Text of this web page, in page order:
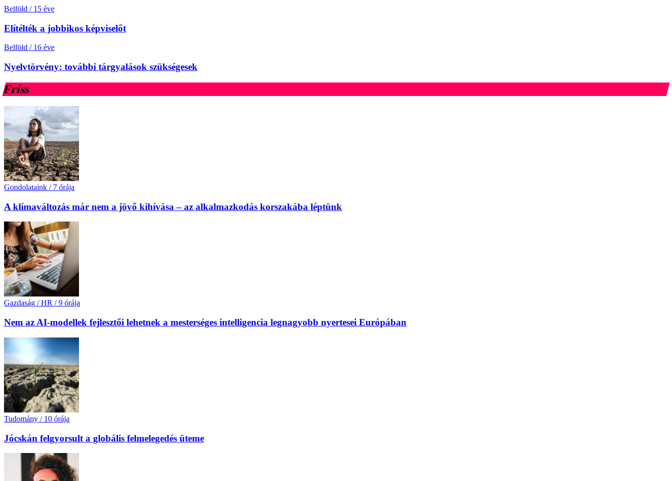
Belföld / 15 éve
Elítélték a jobbikos képviselőt
Belföld / 16 éve
Nyelvtörvény: további tárgyalások szükségesek
Friss
Gondolataink / 7 órája
A klímaváltozás már nem a jövő kihívása – az alkalmazkodás korszakába léptünk
Gazdaság / HR / 9 órája
Nem az AI-modellek fejlesztői lehetnek a mesterséges intelligencia legnagyobb nyertesei Európában
Tudomány / 10 órája
Jócskán felgyorsult a globális felmelegedés üteme